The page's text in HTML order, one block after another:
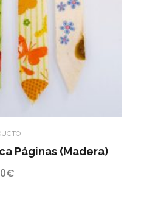
Páginas (madera)
€